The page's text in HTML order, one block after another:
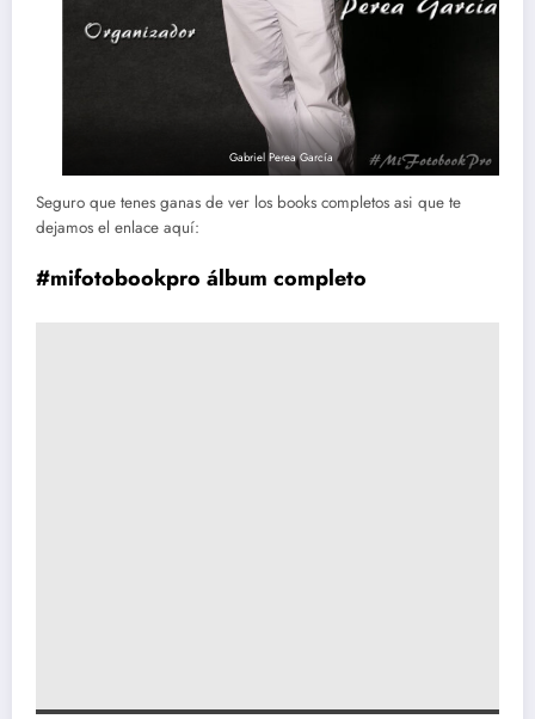
Gabriel Perea García
Seguro que tenes ganas de ver los books completos asi que te
dejamos el enlace aquí:
#mifotobookpro álbum completo